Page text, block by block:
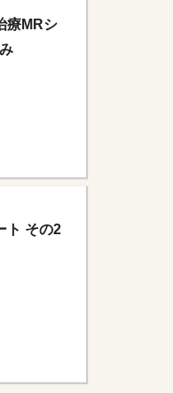
療MRシ
ト その2